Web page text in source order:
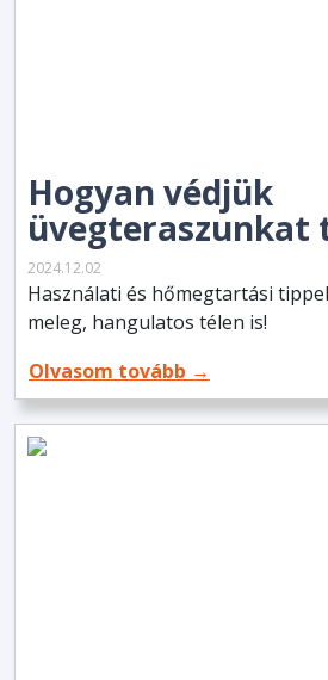
Hogyan védjük
üvegteraszunkat
2024.12.02
Használati és hőmegtartási
meleg, hangulatos télen is!
Olvasom tovább →